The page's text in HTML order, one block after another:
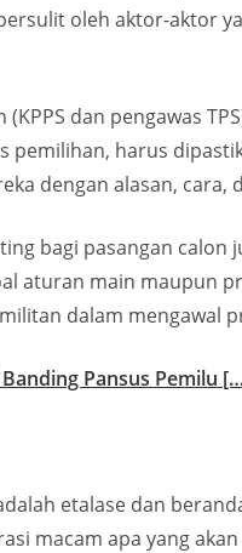
oleh aktor-aktor
(KPPS dan pengawas
pemilihan, harus
dengan alasan, cara,
bagi pasangan calon
aturan main maupun
dalam mengawal
Pansus Pemilu
etalase dan
macam apa yang